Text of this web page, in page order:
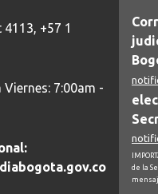
+57 1
Viernes: 7:00am -
de la